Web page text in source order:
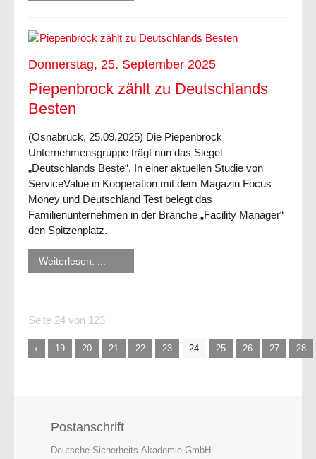
Donnerstag, 25. September 2025
Piepenbrock zählt zu Deutschlands
Besten
(Osnabrück, 25.09.2025) Die Piepenbrock
Unternehmensgruppe trägt nun das Siegel
„Deutschlands Beste“. In einer aktuellen Studie von
ServiceValue in Kooperation mit dem Magazin Focus
Money und Deutschland Test belegt das
Familienunternehmen in der Branche „Facility Manager“
den Spitzenplatz.
Weiterlesen: ...
Seite 24 von 123
19 20 21 22 23 24 25 26 27 28
Postanschrift
Deutsche Sicherheits-Akademie GmbH